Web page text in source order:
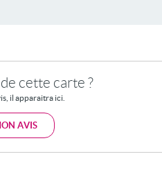
cette carte ?
il apparaitra ici.
AVIS